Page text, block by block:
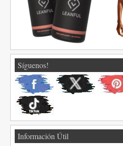
Síguenos!
Información Útil